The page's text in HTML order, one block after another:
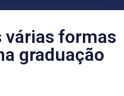
várias formas
graduação